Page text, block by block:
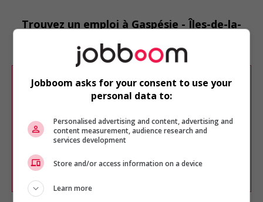
Trouvez un emploi à Gaspésie - Îles-de-la-
industriel
Désolé, cette recherche n'a produit aucun
Vous pouvez en tout temps utiliser nos
outils pour raffiner votre recherche, ou
chercher un poste selon votre profil
comme membre Jobboom.
Jobboom asks for your consent to use your
personal data to:
Personalised advertising and content, advertising and
content measurement, audience research and
services development
Store and/or access information on a device
Learn more